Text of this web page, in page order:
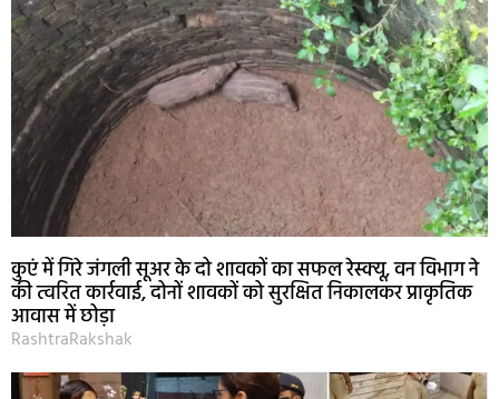
कुएं में गिरे जंगली सूअर के दो शावकों का सफल रेस्क्यू, वन विभाग ने
की त्वरित कार्रवाई, दोनों शावकों को सुरक्षित निकालकर प्राकृतिक
आवास में छोड़ा
RashtraRakshak